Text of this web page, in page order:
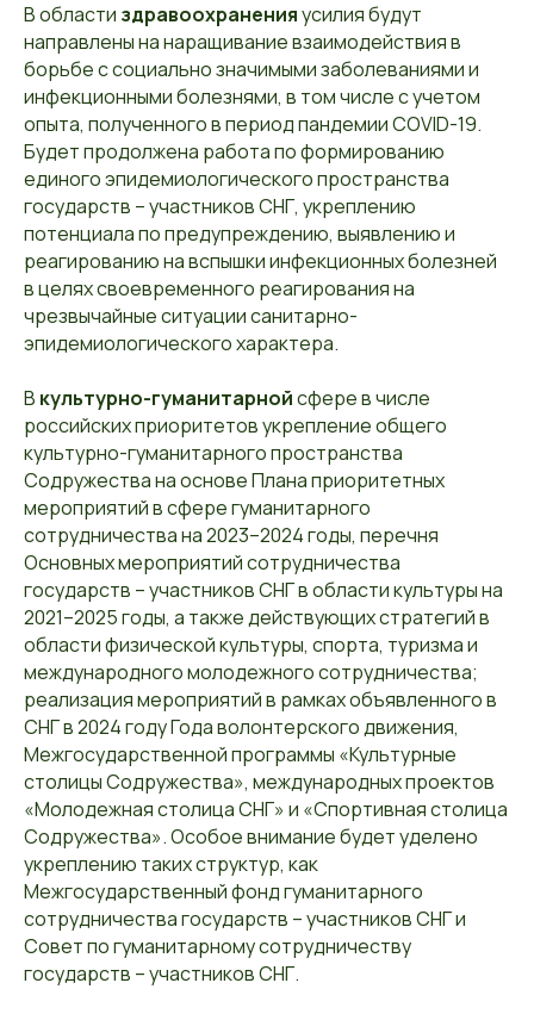
В области здравоохраненияусилия будут
направлены на наращивание взаимодействия в
борьбе с социально значимыми заболеваниями и
инфекционными болезнями, в том числе с учетом
опыта, полученного в период пандемии COVID-19.
Будет продолжена работа по формированию
единого эпидемиологического пространства
государств – участников СНГ, укреплению
потенциала по предупреждению, выявлению и
реагированию на вспышки инфекционных болезней
в целях своевременного реагирования на
чрезвычайные ситуации санитарно-
эпидемиологического характера.
В культурно-гуманитарнойсфере в числе
российских приоритетов укрепление общего
культурно-гуманитарного пространства
Содружества на основе Плана приоритетных
мероприятий в сфере гуманитарного
сотрудничества на 2023–2024 годы, перечня
Основных мероприятий сотрудничества
государств – участников СНГ в области культуры на
2021–2025 годы, а также действующих стратегий в
области физической культуры, спорта, туризма и
международного молодежного сотрудничества;
реализация мероприятий в рамках объявленного в
СНГ в 2024 году Года волонтерского движения,
Межгосударственной программы «Культурные
столицы Содружества», международных проектов
«Молодежная столица СНГ» и «Спортивная столица
Содружества». Особое внимание будет уделено
укреплению таких структур, как
Межгосударственный фонд гуманитарного
сотрудничества государств – участников СНГ и
Совет по гуманитарному сотрудничеству
государств – участников СНГ.